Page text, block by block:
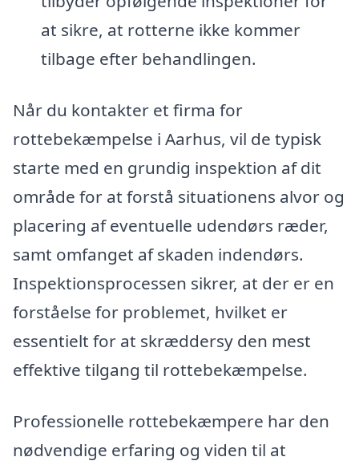
at sikre, at rotterne ikke kommer
tilbage efter behandlingen.
Når du kontakter et firma for
rottebekæmpelse i Aarhus, vil de typisk
starte med en grundig inspektion af dit
område for at forstå situationens alvor og
placering af eventuelle udendørs ræder,
samt omfanget af skaden indendørs.
Inspektionsprocessen sikrer, at der er en
forståelse for problemet, hvilket er
essentielt for at skræddersy den mest
effektive tilgang til rottebekæmpelse.
Professionelle rottebekæmpere har den
nødvendige erfaring og viden til at